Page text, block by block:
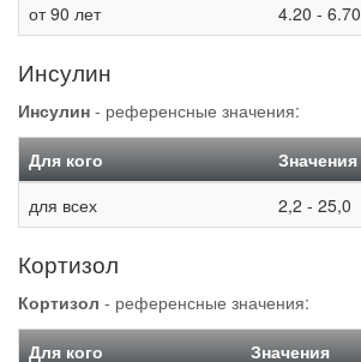
от 90 лет
4.20 - 6.70
Инсулин
Инсулин - референсные значения:
Для кого
Значения
для всех
2,2 - 25,0
Кортизол
Кортизол - референсные значения:
Для кого
Значения